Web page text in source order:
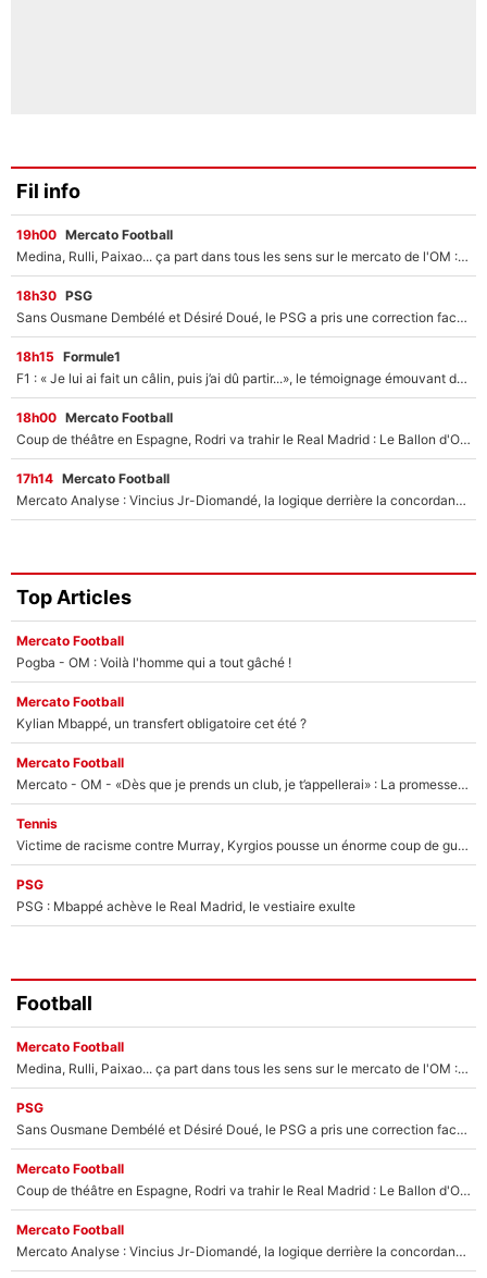
Fil info
19h00 Mercato Football
Medina, Rulli, Paixao... ça part dans tous les sens sur le mercato de l'OM : Frank McCourt va enfin récupérer l'argent qu'il attend ?
18h30 PSG
Sans Ousmane Dembélé et Désiré Doué, le PSG a pris une correction face à Majorque : Luis Enrique attend avec impatience des renforts !
18h15 Formule1
F1 : « Je lui ai fait un câlin, puis j’ai dû partir...», le témoignage émouvant de Max Verstappen sur sa fille
18h00 Mercato Football
Coup de théâtre en Espagne, Rodri va trahir le Real Madrid : Le Ballon d'Or a choisi de signer au FC Barcelone !
17h14 Mercato Football
Mercato Analyse : Vincius Jr-Diomandé, la logique derrière la concordance des temps
Top Articles
Mercato Football
Pogba - OM : Voilà l'homme qui a tout gâché !
Mercato Football
Kylian Mbappé, un transfert obligatoire cet été ?
Mercato Football
Mercato - OM - «Dès que je prends un club, je t’appellerai» : La promesse de Marcelino au moment de claquer la porte
Tennis
Victime de racisme contre Murray, Kyrgios pousse un énorme coup de gueule !
PSG
PSG : Mbappé achève le Real Madrid, le vestiaire exulte
Football
Mercato Football
Medina, Rulli, Paixao... ça part dans tous les sens sur le mercato de l'OM : Frank McCourt va enfin récupérer l'argent qu'il attend ?
PSG
Sans Ousmane Dembélé et Désiré Doué, le PSG a pris une correction face à Majorque : Luis Enrique attend avec impatience des renforts !
Mercato Football
Coup de théâtre en Espagne, Rodri va trahir le Real Madrid : Le Ballon d'Or a choisi de signer au FC Barcelone !
Mercato Football
Mercato Analyse : Vincius Jr-Diomandé, la logique derrière la concordance des temps